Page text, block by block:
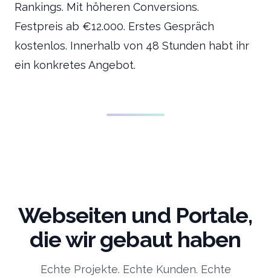
Rankings. Mit höheren Conversions.
Festpreis ab €12.000. Erstes Gespräch
kostenlos. Innerhalb von 48 Stunden habt ihr
ein konkretes Angebot.
Webseiten und Portale,
die wir gebaut haben
Echte Projekte. Echte Kunden. Echte